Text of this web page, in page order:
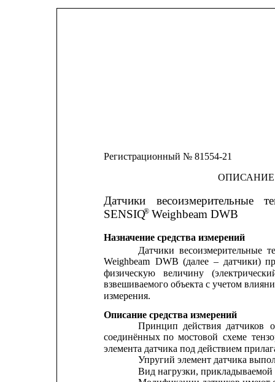
Регистрационный № 81554-21
ОПИСАНИЕ
Датчики весоизмерительные
SENSIQ® Weighbeam DWB
Назначение средства измерений
Датчики весоизмерительные
Weighbeam DWB (далее – датчики)
физическую
величину
взвешиваемого объекта с учетом
измерения.
Описание средства измерений
Принцип действия датчиков
соединённых по мостовой схеме
элемента датчика под действием
Упругий элемент датчика
Вид нагрузки, прикладываемой